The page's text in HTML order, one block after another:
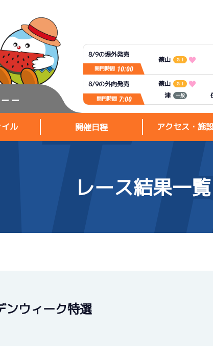
— —
8/9の場外発売
開門時間 10:00
徳山 ＧⅠ
8/9の外向発売
開門時間 7:00
徳山 ＧⅠ
津 一般
得点率ランキング
ル 開催日程 アクセス・施
施設案内
レース結果一覧
ンウィーク特選